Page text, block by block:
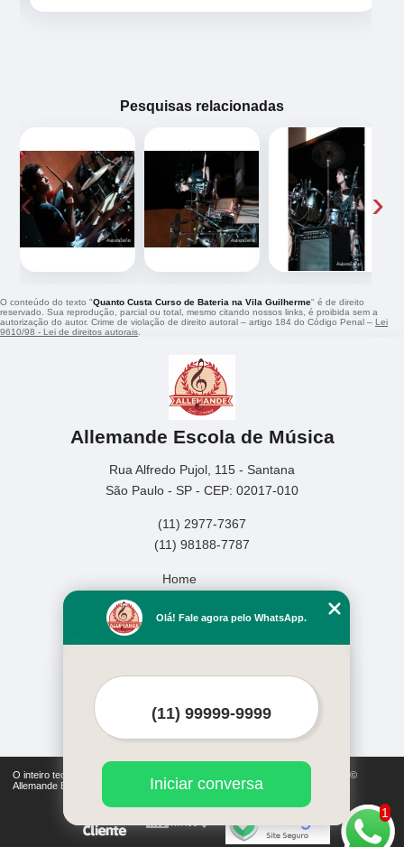
Pesquisas relacionadas
‹ ›
O conteúdo do texto "Quanto Custa Curso de Bateria na Vila Guilherme" é de direito
reservado. Sua reprodução, parcial ou total, mesmo citando nossos links, é proibida sem a
autorização do autor. Crime de violação de direito autoral – artigo 184 do Código Penal – Lei
9610/98 - Lei de direitos autorais
Allemande Escola de Música
Rua Alfredo Pujol, 115 - Santana
São Paulo - SP - CEP: 02017-010
(11) 2977-7367
(11) 98188-7787
Home
Missão
O inteiro teor deste site está sujeito à proteção de direitos autorais. Copyright©
Allemande Escola de Música (Lei 9610 de 19/02/1998)
1
Olá! Fale agora pelo WhatsApp.
Iniciar conversa